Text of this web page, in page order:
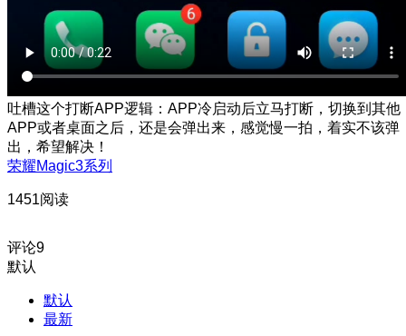
吐槽这个打断APP逻辑：APP冷启动后立马打断，切换到其他
APP或者桌面之后，还是会弹出来，感觉慢一拍，着实不该弹
出，希望解决！
荣耀Magic3系列
1451阅读
评论9
默认
默认
最新